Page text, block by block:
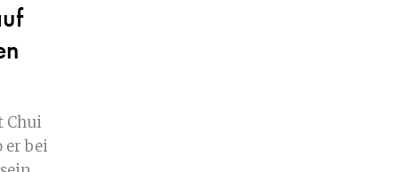
Chui
er bei